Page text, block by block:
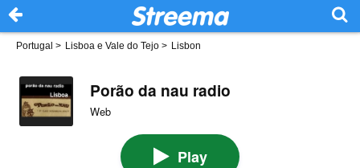
Portugal > Lisboa e Vale do Tejo > Lisbon
Porão da nau radio
Web
Play